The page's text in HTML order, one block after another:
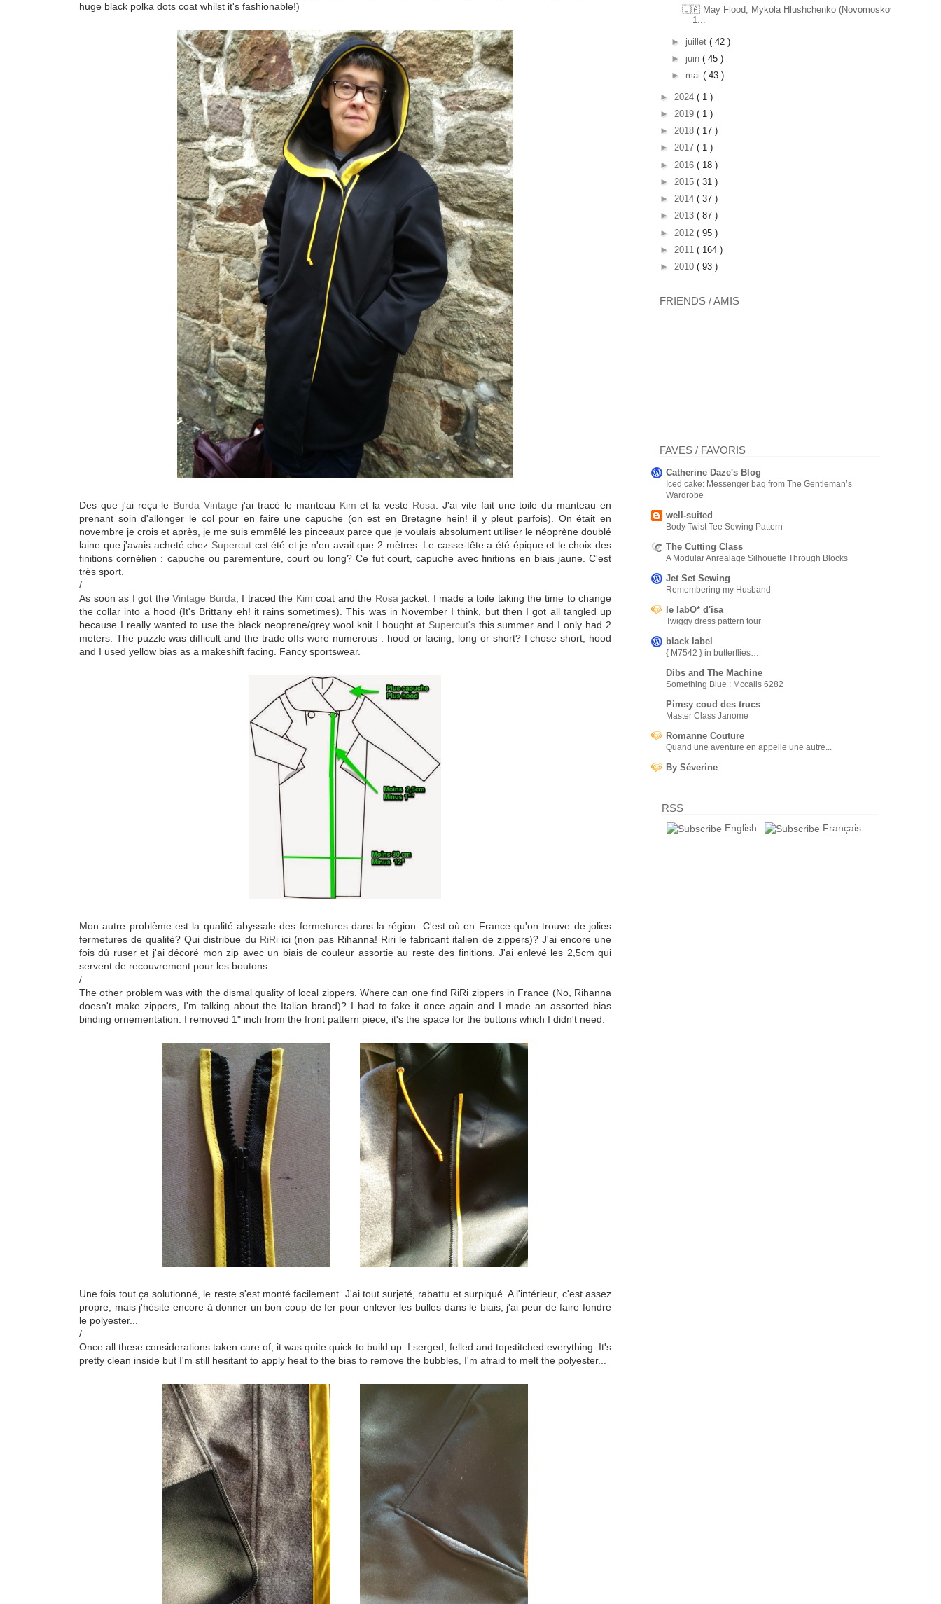
huge black polka dots coat whilst it's fashionable!)
Des que j'ai reçu le Burda Vintage j'ai tracé le manteau Kim et la veste Rosa. J'ai vite fait une toile du manteau en
prenant soin d'allonger le col pour en faire une capuche (on est en Bretagne hein! il y pleut parfois). On était en
novembre je crois et après, je me suis emmêlé les pinceaux parce que je voulais absolument utiliser le néoprène doublé
laine que j'avais acheté chez Supercut cet été et je n'en avait que 2 mètres. Le casse-tête a été épique et le choix des
finitions cornélien : capuche ou parementure, court ou long? Ce fut court, capuche avec finitions en biais jaune. C'est
très sport.
/
As soon as I got theVintage Burda, I traced the Kim coat and the Rosajacket. I made a toile taking the time to change
the collar into a hood (It's Brittany eh! it rains sometimes). This was in November I think, but then I got all tangled up
because I really wanted to use the black neoprene/grey wool knit I bought at Supercut'sthis summer and I only had 2
meters. The puzzle was difficult and the trade offs were numerous : hood or facing, long or short? I chose short, hood
and I used yellow bias as a makeshift facing. Fancy sportswear.
Mon autre problème est la qualité abyssale des fermetures dans la région. C'est où en France qu'on trouve de jolies
fermetures de qualité? Qui distribue du RiRiici (non pas Rihanna! Riri le fabricant italien de zippers)? J'ai encore une
fois dû ruser et j'ai décoré mon zip avec un biais de couleur assortie au reste des finitions. J'ai enlevé les 2,5cm qui
servent de recouvrement pour les boutons.
/
The other problem was with the dismal quality of local zippers. Where can one find RiRi zippers in France (No, Rihanna
doesn't make zippers, I'm talking about the Italian brand)? I had to fake it once again and I made an assorted bias
binding ornementation. I removed 1" inch from the front pattern piece, it's the space for the buttons which I didn't need.
Une fois tout ça solutionné, le reste s'est monté facilement. J'ai tout surjeté, rabattu et surpiqué. A l'intérieur, c'est assez
propre, mais j'hésite encore à donner un bon coup de fer pour enlever les bulles dans le biais, j'ai peur de faire fondre
le polyester...
/
Once all these considerations taken care of, it was quite quick to build up. I serged, felled and topstitched everything. It's
pretty clean inside but I'm still hesitant to apply heat to the bias to remove the bubbles, I'm afraid to melt the polyester...
🇺🇦 May Flood, Mykola Hlushchenko (Novomoskovsk
1...
► juillet ( 42 )
► juin ( 45 )
► mai ( 43 )
► 2024 ( 1 )
► 2019 ( 1 )
► 2018 ( 17 )
► 2017 ( 1 )
► 2016 ( 18 )
► 2015 ( 31 )
► 2014 ( 37 )
► 2013 ( 87 )
► 2012 ( 95 )
► 2011 ( 164 )
► 2010 ( 93 )
FRIENDS / AMIS
FAVES / FAVORIS
Catherine Daze's Blog
Iced cake: Messenger bag from The Gentleman’s
Wardrobe
well-suited
Body Twist Tee Sewing Pattern
The Cutting Class
A Modular Anrealage Silhouette Through Blocks
Jet Set Sewing
Remembering my Husband
le labO* d'isa
Twiggy dress pattern tour
black label
{ M7542 } in butterflies…
Dibs and The Machine
Something Blue : Mccalls 6282
Pimsy coud des trucs
Master Class Janome
Romanne Couture
Quand une aventure en appelle une autre...
By Séverine
RSS
English Français